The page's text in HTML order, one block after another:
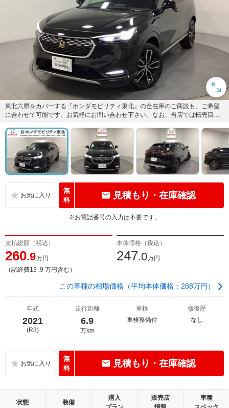
東北六県をカバーする『ホンダモビリティ東北』の全在庫のご商談も、ご希望
に合わせて可能です。お気軽にお問い合わせ下さい。なお、当店では転売目的
無
料
見積もり・在庫確認
※お電話番号の入力は不要です。
支払総額（税込）
260.9万円
（諸経費13 .9 万円含む）
本体価格（税込）
247.0万円
この車種の相場価格（平均本体価格：288万円）
年式
2021
(R3)
走行距離
6.9
万km
車検
車検整備付
修復歴
なし
無
料
見積もり・在庫確認
状態 装備
購入
販売店
車種